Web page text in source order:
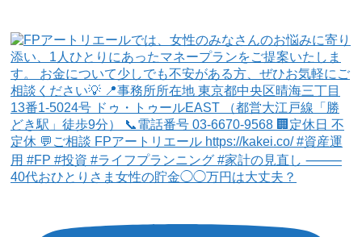
40代おひとりさま女性の貯金◯◯万円は大丈夫？